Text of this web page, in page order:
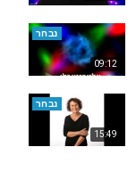
09:12
נבחר
15:49
נבחר